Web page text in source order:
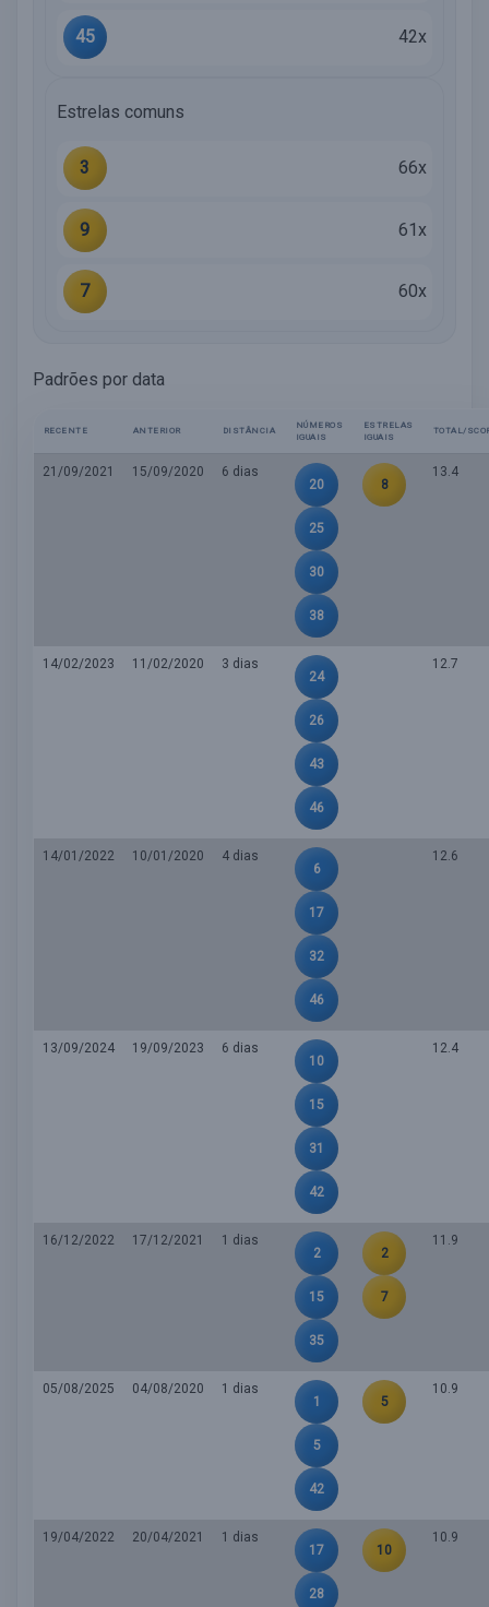
45 42x
Estrelas comuns
3 66x
9 61x
7 60x
Padrões por data
RECENTE ANTERIOR DISTÂNCIA
NÚMEROS
IGUAIS
ESTRELAS
IGUAIS
TOTAL/
21/09/2021 15/09/2020
6 dias
20
25
30
38
8
13.4
14/02/2023 11/02/2020
3 dias
24
26
43
46
12.7
14/01/2022 10/01/2020
4 dias
6
17
32
46
12.6
13/09/2024 19/09/2023
6 dias
10
15
31
42
12.4
16/12/2022 17/12/2021
1 dias
2
15
35
2
7
11.9
05/08/2025 04/08/2020
1 dias
1
5
42
5
10.9
19/04/2022 20/04/2021
1 dias
17
28
10
10.9